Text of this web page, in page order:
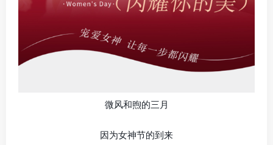
微风和煦的三月
因为女神节的到来